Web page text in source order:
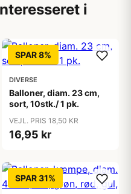
i
SPAR 8%
DIVERSE
Balloner, diam. 23 cm,
sort, 10stk./ 1 pk.
VEJL. PRIS 18,50 KR
16,95 kr
SPAR 31%